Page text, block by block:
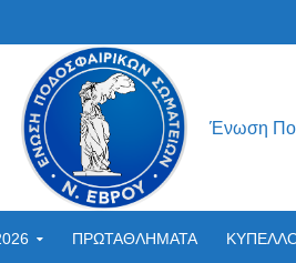
Ένωση
ΠΡΩΤΑΘΛΗΜΑΤΑ